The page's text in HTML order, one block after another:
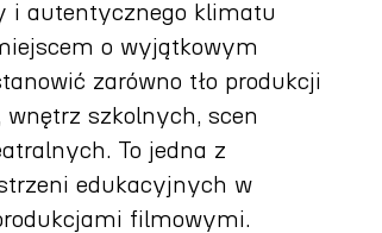
i autentycznego klimatu
o wyjątkowym
zarówno tło produkcji
szkolnych, scen
To jedna z
edukacyjnych w
filmowymi.